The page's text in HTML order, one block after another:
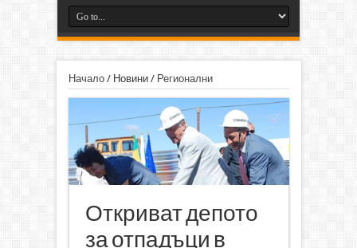
Начало/ Новини/ Регионални
Откриват депото
за отпадъци в